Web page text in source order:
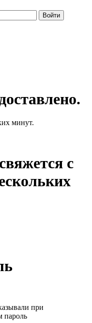
минут.
с
при
пароль